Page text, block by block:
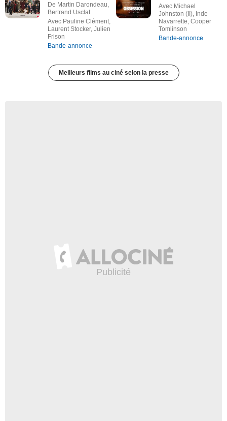
De Martin Darondeau,
Bertrand Usclat
Avec Pauline Clément,
Laurent Stocker, Julien
Frison
Bande-annonce
Avec Michael
Johnston (II), Inde
Navarrette, Cooper
Tomlinson
Bande-annonce
Meilleurs films au ciné selon la presse